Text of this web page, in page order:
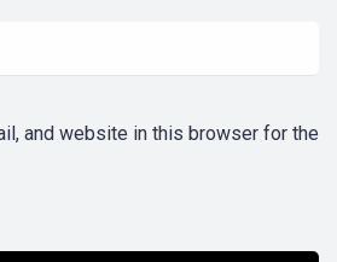
and website in this browser for the